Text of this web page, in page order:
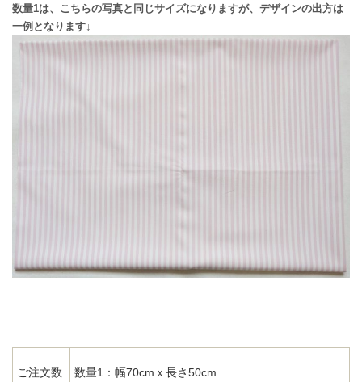
数量1は、こちらの写真と同じサイズになりますが、デザインの出方は
一例となります↓
ご注文数
数量1：幅70cmｘ長さ50cm